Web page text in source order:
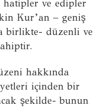
ve edipler
Kur’an – geniş
birlikte- düzenli ve
hakkında
içinden bir
şekilde- bunun